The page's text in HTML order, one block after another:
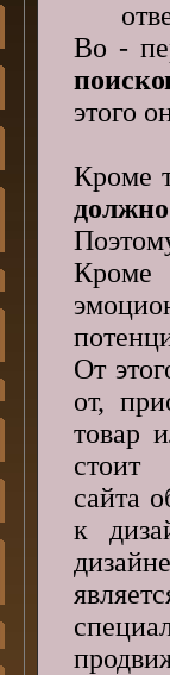
Во -
этого
Кроме
Кроме
От
от,
товар
сайта
к